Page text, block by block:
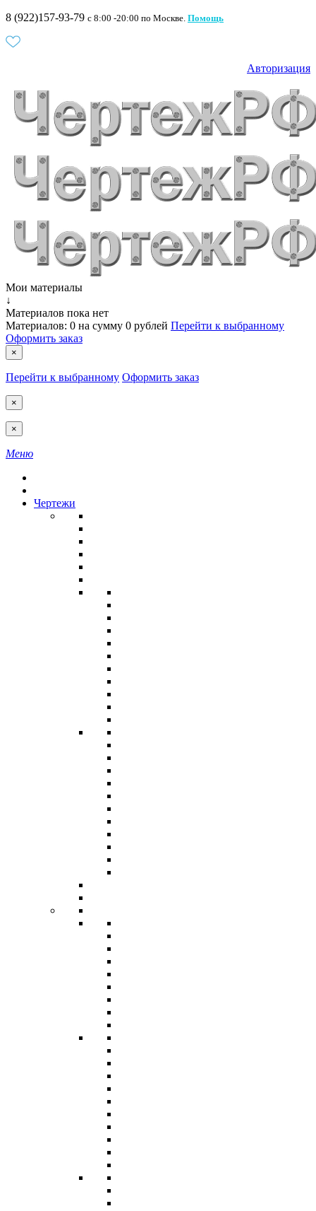
8 (922)157-93-79 c 8:00 -20:00 по Москве. Помощь
Авторизация
Мои материалы
↓
Материалов пока нет
Материалов: 0 на сумму 0 рублей Перейти к выбранному
Оформить заказ
×
Перейти к выбранному Оформить заказ
×
×
Меню
Чертежи